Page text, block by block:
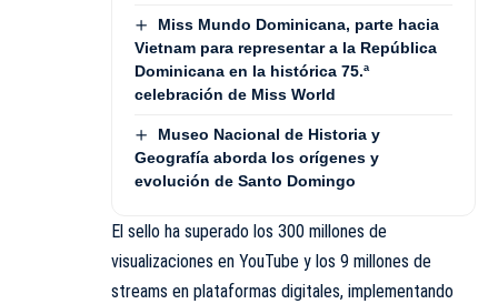
Miss Mundo Dominicana, parte hacia
Vietnam para representar a la República
Dominicana en la histórica 75.ª
celebración de Miss World
Museo Nacional de Historia y
Geografía aborda los orígenes y
evolución de Santo Domingo
El sello ha superado los 300 millones de
visualizaciones en YouTube y los 9 millones de
streams en plataformas digitales, implementando